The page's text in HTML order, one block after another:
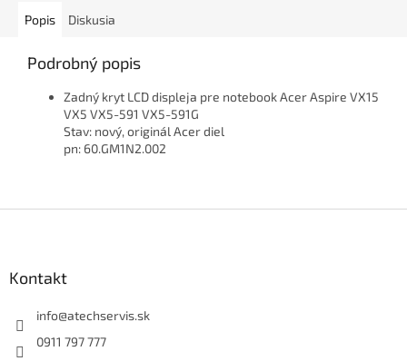
Popis Diskusia
Podrobný popis
Zadný kryt LCD displeja pre notebook Acer Aspire VX15
VX5 VX5-591 VX5-591G
Stav: nový, originál Acer diel
pn: 60.GM1N2.002
Kontakt
info@atechservis.sk
0911 797 777